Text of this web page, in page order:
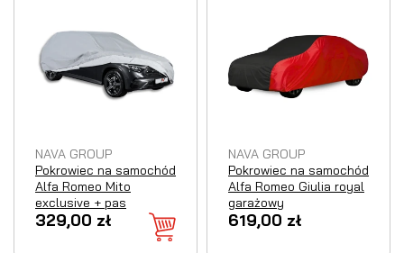
NAVA GROUP
Pokrowiec na samochód
Alfa Romeo Mito
exclusive + pas
329,00 zł
NAVA GROUP
Pokrowiec na samochód
Alfa Romeo Giulia royal
garażowy
619,00 zł